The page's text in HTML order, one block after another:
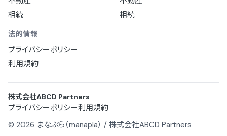
相続
相続
法的情報
プライバシーポリシー
利用規約
株式会社ABCD Partners
プライバシーポリシー利用規約
© 2026 まなぷら（manapla） / 株式会社ABCD Partners